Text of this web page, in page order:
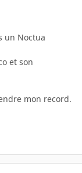
un Noctua
et son
mon record.